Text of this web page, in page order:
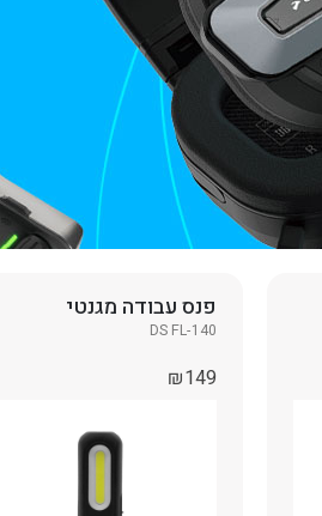
פנס עבודה מגנטי
DS FL-140
₪149